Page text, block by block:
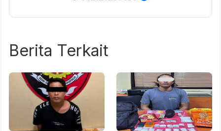
Berita Terkait